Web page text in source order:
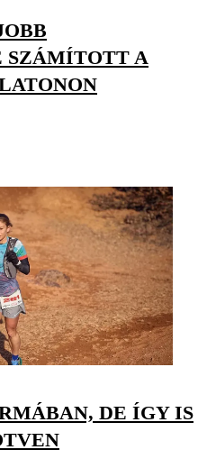
SZÁMÍTOTT A
DE ÍGY IS